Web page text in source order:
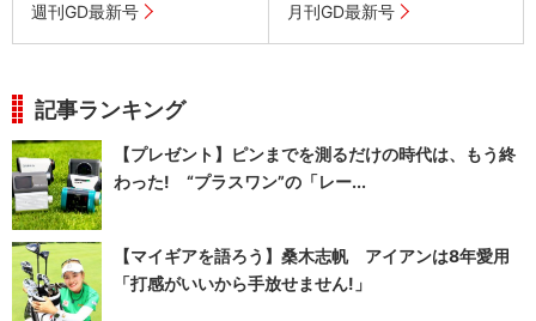
週刊GD最新号 月刊GD最新号
記事ランキング
【プレゼント】ピンまでを測るだけの時代は、もう終
わった! “プラスワン”の「レー...
【マイギアを語ろう】桑木志帆 アイアンは8年愛用
「打感がいいから手放せません!」